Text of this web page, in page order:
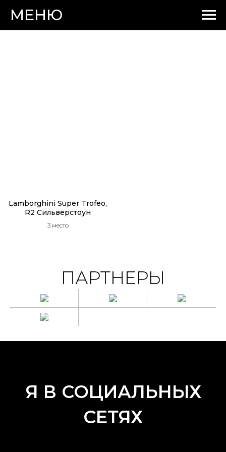
МЕНЮ
Lamborghini Super Trofeo,
R2 Сильверстоун
3 место
ПАРТНЕРЫ
Я В СОЦИАЛЬНЫХ
СЕТЯХ